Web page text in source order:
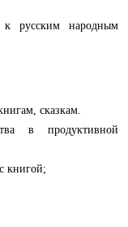
к русским народным
сказкам.
в продуктивной
книгой;